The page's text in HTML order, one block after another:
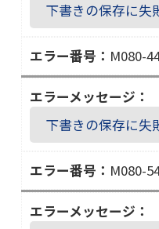
０
０
１
Ｆ
下書きの保存に失
M080-
Ｍ
０
０
４
４
１
下書きの保存に失
M080-
Ｍ
０